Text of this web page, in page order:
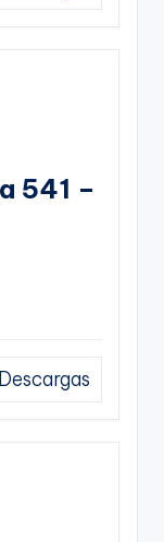
541 –
Descargas